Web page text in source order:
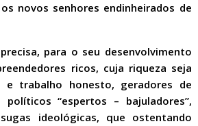
novos senhores endinheirados de
para o seu desenvolvimento
ricos, cuja riqueza seja
trabalho honesto, geradores de
“espertos – bajuladores”,
ideológicas, que ostentando